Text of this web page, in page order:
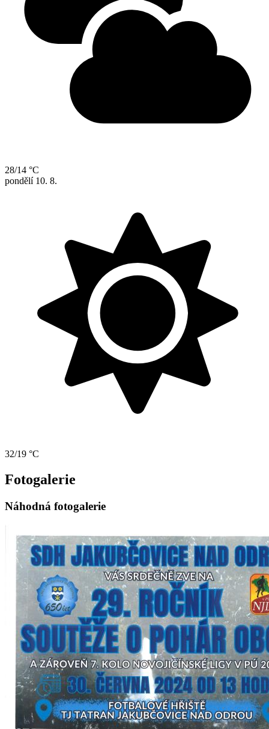
28/14 °C
pondělí 10. 8.
32/19 °C
Fotogalerie
Náhodná fotogalerie